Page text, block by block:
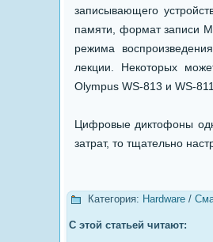
записывающего
памяти, формат записи
режима
лекции. Некоторых
Olympus WS-813 и WS-
Цифровые диктофоны
затрат, то тщательно
Категория: Hardware /
С этой статьей читают: